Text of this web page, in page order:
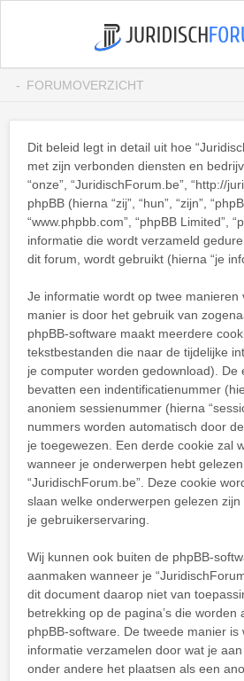
FORUMOVERZICHT
Dit beleid legt in detail uit hoe
met zijn verbonden diensten en
“onze”, “JuridischForum.be”, “http://
phpBB (hierna “zij”, “hun”, “zijn”,
“www.phpbb.com”, “phpBB Limited”,
informatie die wordt verzameld
dit forum, wordt gebruikt (hierna “je
Je informatie wordt op twee manieren
manier is door het gebruik van
phpBB-software maakt meerdere
tekstbestanden die naar de tijdelijke
je computer worden gedownload). De
bevatten een indentificatienummer
anoniem sessienummer (hierna
nummers worden automatisch door
je toegewezen. Een derde cookie zal
wanneer je onderwerpen hebt
“JuridischForum.be”. Deze cookie
slaan welke onderwerpen gelezen
je gebruikerservaring.
Wij kunnen ook buiten de phpBB-
aanmaken wanneer je
dit document daarop niet van
betrekking op de pagina’s die worden
phpBB-software. De tweede manier is
informatie verzamelen door wat je
onder andere het plaatsen als een